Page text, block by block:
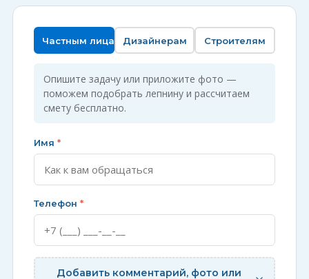
Частным лицам Дизайнерам Строителям
Опишите задачу или приложите фото —
поможем подобрать лепнину и рассчитаем
смету бесплатно.
Имя *
Телефон *
Добавить комментарий, фото или